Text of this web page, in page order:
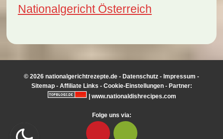
Nationalgericht Österreich
© 2026 nationalgerichtrezepte.de - Datenschutz - Impressum -
Sitemap- Affiliate Links - Cookie-Einstellungen- Partner:
www.nationaldishrecipes.com
Folge uns via: